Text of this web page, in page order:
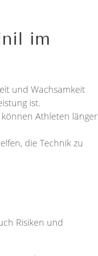
im
und Wachsamkeit
ist.
Athleten länger
die Technik zu
Risiken und